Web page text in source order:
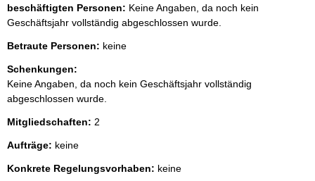
beschäftigten Personen: Keine Angaben, da noch kein
Geschäftsjahr vollständig abgeschlossen wurde.
Betraute Personen: keine
Schenkungen:
Keine Angaben, da noch kein Geschäftsjahr vollständig
abgeschlossen wurde.
Mitgliedschaften: 2
Aufträge: keine
Konkrete Regelungsvorhaben: keine